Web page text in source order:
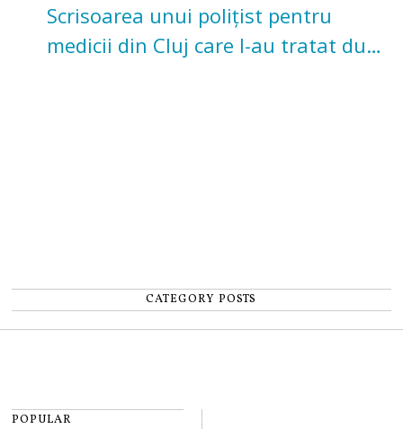
Scrisoarea unui polițist pentru
medicii din Cluj care l-au tratat după
CATEGORY POSTS
POPULAR